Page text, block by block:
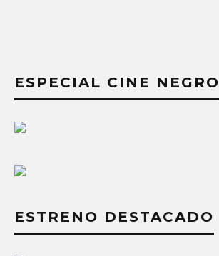
ESPECIAL CINE NEGRO
ESTRENO DESTACADO